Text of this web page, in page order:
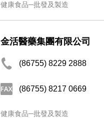
健康食品─批發及製造
金活醫藥集團有限公司
(86755) 8229 2888
(86755) 8217 0669
健康食品─批發及製造